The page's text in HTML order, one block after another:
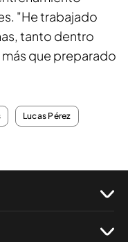
"He trabajado
tanto dentro
que preparado
Lucas Pérez